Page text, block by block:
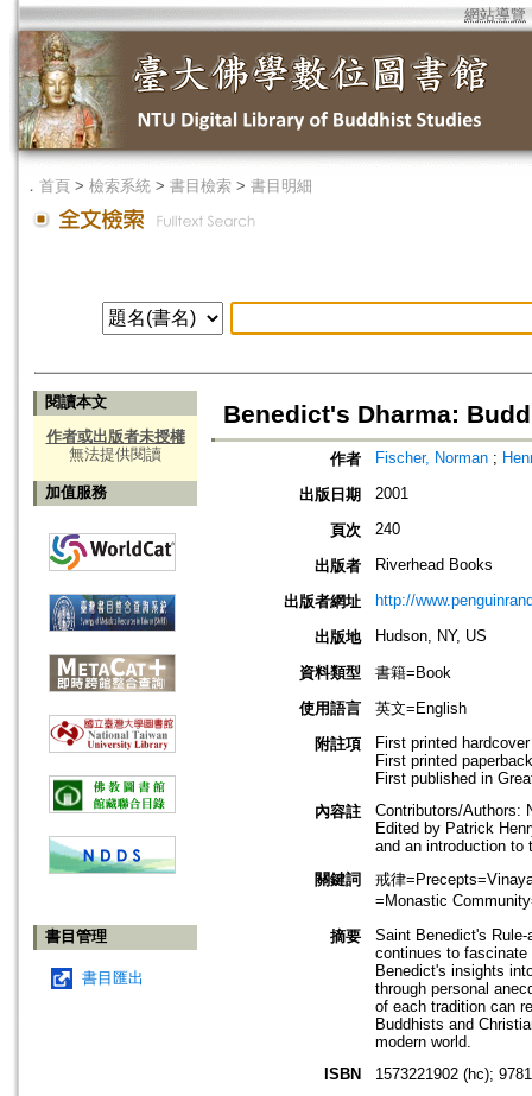
網站導覽
． 首頁 > 檢索系統 > 書目檢索 > 書目明細
閱讀本文
作者或出版者未授權
無法提供閱讀
加值服務
書目管理
書目匯出
Benedict's Dharma:
作者 Fischer, Norman ;
出版日期 2001
頁次 240
出版者 Riverhead Books
出版者網址 http://
出版地 Hudson, NY, US
資料類型
書籍=Book
使用語言
英文=English
附註項
First printed
First printed
First published in
內容註
Contributors/Authors:
Edited by Patrick
and an introduction to
關鍵詞
戒律
=Monastic
摘要
Saint Benedict's
continues to
Benedict's insights
through personal
of each tradition can
Buddhists and
modern world.
ISBN
1573221902 (hc);